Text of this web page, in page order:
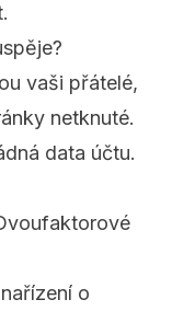
vaši přátelé,
netknuté.
data účtu.
o